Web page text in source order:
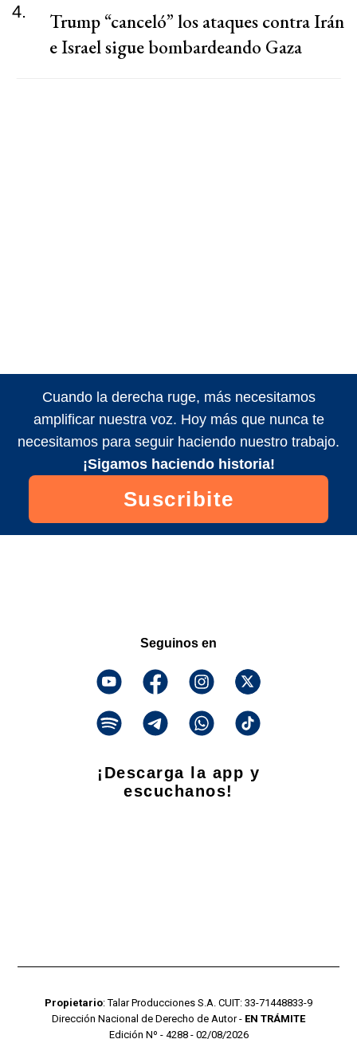
4.
Trump “canceló” los ataques contra Irán
e Israel sigue bombardeando Gaza
Cuando la derecha ruge, más necesitamos
amplificar nuestra voz. Hoy más que nunca te
necesitamos para seguir haciendo nuestro trabajo.
¡Sigamos haciendo historia!
Suscribite
Seguinos en
¡Descarga la app y
escuchanos!
Propietario: Talar Producciones S.A. CUIT: 33-71448833-9
Dirección Nacional de Derecho de Autor - EN TRÁMITE
Edición Nº - 4288 - 02/08/2026